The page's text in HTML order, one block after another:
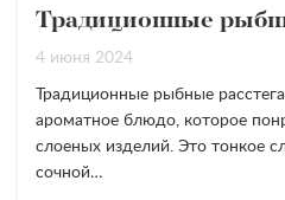
Традиционные
4 июня 2024
Традиционные рыбные
ароматное блюдо, которое
слоеных изделий. Это тонкое
сочной…